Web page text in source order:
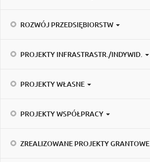
ROZWÓJ PRZEDSIĘBIORSTW
PROJEKTY INFRASTRASTR./INDYWID.
PROJEKTY WŁASNE
PROJEKTY WSPÓŁPRACY
ZREALIZOWANE PROJEKTY GRANTOWE